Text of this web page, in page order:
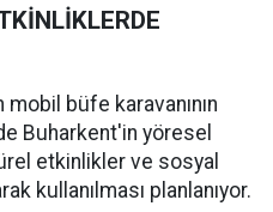
büfe karavanının
Buharkent'in yöresel
etkinlikler ve sosyal
kullanılması planlanıyor.